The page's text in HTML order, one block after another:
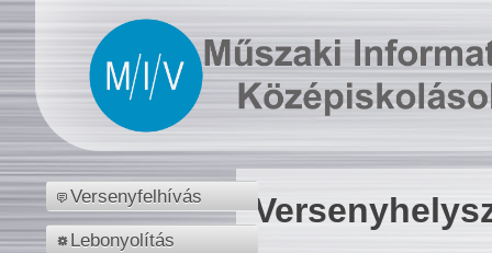
Versenyfelhívás
Lebonyolítás